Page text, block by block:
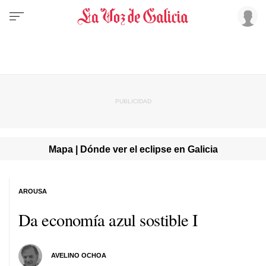
Mapa | Dónde ver el eclipse en Galicia
Da economía azul sostible I
AVELINO OCHOA
AROUSA